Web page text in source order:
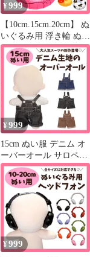
¥999
【10cm.15cm.20cm】 ぬ
いぐるみ用 浮き輪 ぬい
服 小物 うきわ 夏 プー
ル フラミンゴ ドーナツ
スイカ さくらんぼ サッ
カーボール あひる 貝が
ら ハート ヤシの木 推
し活 ぬい活 ぬい撮り
¥ 999
15cm ぬい服 デニム オ
ーバーオール サロペッ
ト ぬいぐるみ服 着せ替
え 推しぬい 韓国風 ネ
イビーブルー ブラック
ブラウン
¥999